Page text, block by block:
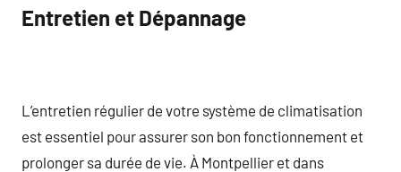
Entretien et Dépannage
L’entretien régulier de votre système de climatisation
est essentiel pour assurer son bon fonctionnement et
prolonger sa durée de vie. À Montpellier et dans